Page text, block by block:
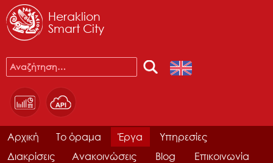
Heraklion
Smart City
Αρχική Το όραμα Έργα
Υπηρεσίες
Διακρίσεις
Ανακοινώσεις Blog Επικοινωνία